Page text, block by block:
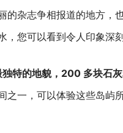
杂志争相报道的地方，
，您可以看到令人印象深
特的地貌，200 多块石
之一，可以体验这些岛屿